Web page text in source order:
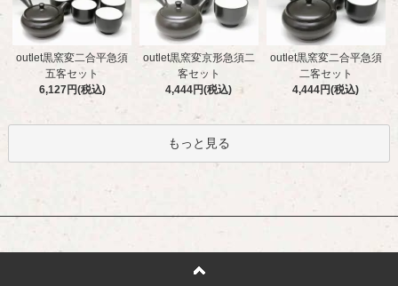
outlet黒窯変二合平急須
五客セット
6,127円(税込)
outlet黒窯変京形急須二
客セット
4,444円(税込)
outlet黒窯変二合平急須
二客セット
4,444円(税込)
もっと見る